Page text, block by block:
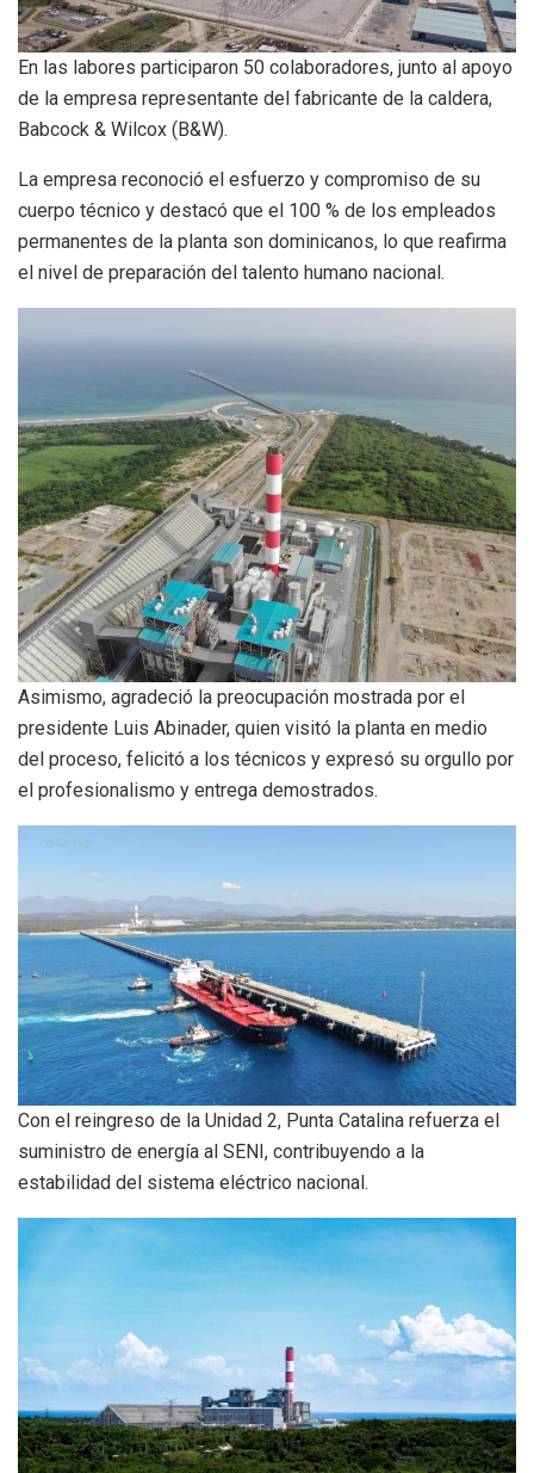
En las labores participaron 50 colaboradores, junto al apoyo
de la empresa representante del fabricante de la caldera,
Babcock & Wilcox (B&W).
La empresa reconoció el esfuerzo y compromiso de su
cuerpo técnico y destacó que el 100 % de los empleados
permanentes de la planta son dominicanos, lo que reafirma
el nivel de preparación del talento humano nacional.
Asimismo, agradeció la preocupación mostrada por el
presidente Luis Abinader, quien visitó la planta en medio
del proceso, felicitó a los técnicos y expresó su orgullo por
el profesionalismo y entrega demostrados.
Con el reingreso de la Unidad 2, Punta Catalina refuerza el
suministro de energía al SENI, contribuyendo a la
estabilidad del sistema eléctrico nacional.